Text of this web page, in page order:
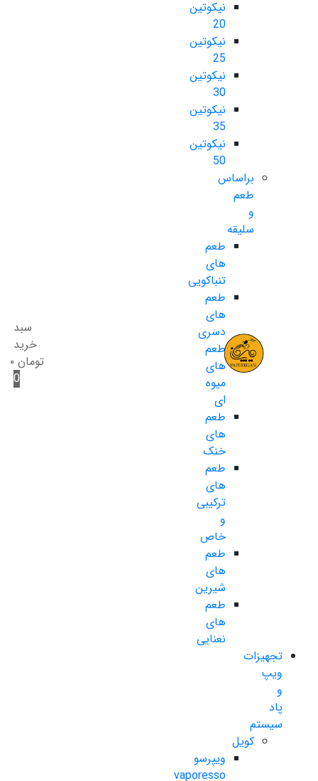
نیکوتین
20
نیکوتین
25
نیکوتین
30
نیکوتین
35
نیکوتین
50
براساس
طعم
و
سلیقه
طعم
های
تنباکویی
طعم
های
دسری
طعم
های
میوه
ای
طعم
های
خنک
طعم
های
ترکیبی
و
خاص
طعم
های
شیرین
طعم
های
نعنایی
تجهیزات
ویپ
و
پاد
سیستم
کویل
ویپرسو
vaporesso
سبد
خرید
تومان ۰
0